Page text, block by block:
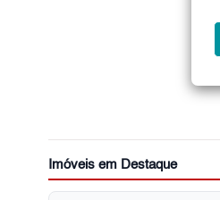
Imóveis em Destaque